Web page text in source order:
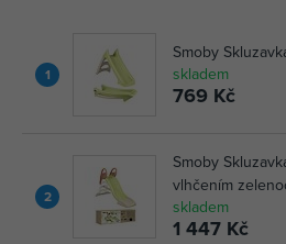
1
Smoby
skladem
769 Kč
2
Smoby
vlhčením
skladem
1 447 Kč